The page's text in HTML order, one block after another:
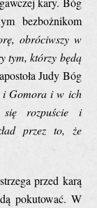
bezbożnikom
obróciwszy w
tym, którzy będą
Judy Bóg
i Gomora i w ich
się rozpuście i
przez to, że
przed karą
pokutować. W